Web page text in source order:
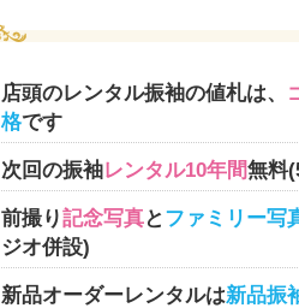
店頭のレンタル振袖の値札は、
格です
次回の振袖レンタル10年間無料
前撮り記念写真と ファミリー写
ジオ併設)
新品オーダーレンタルは新品振